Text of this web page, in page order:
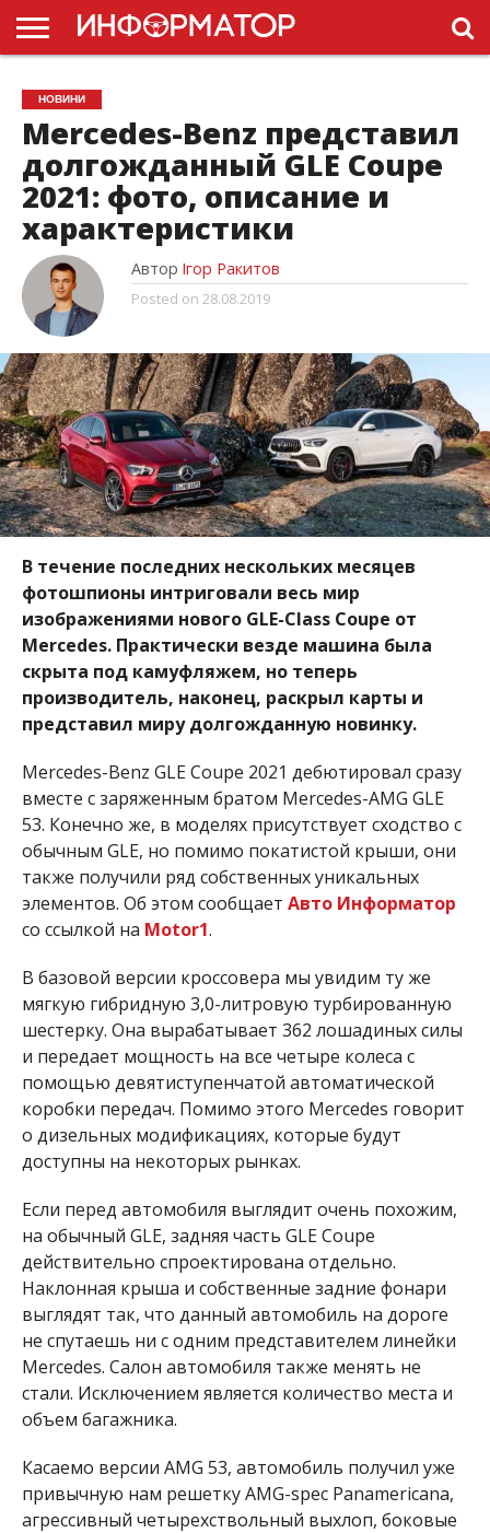
ГОЛОВНА
НОВИНИ
ПДР
УКРАЇНИ
РЕКЛАМА
ПРОЕКТЫ
НОВИНИ
Mercedes-Benz представил
долгожданный GLE Coupe
2021: фото, описание и
характеристики
Автор Ігор Ракитов
Posted on 28.08.2019
В течение последних нескольких месяцев
фотошпионы интриговали весь мир
изображениями нового GLE-Class Coupe от
Mercedes. Практически везде машина была
скрыта под камуфляжем, но теперь
производитель, наконец, раскрыл карты и
представил миру долгожданную новинку.
Mercedes-Benz GLE Coupe 2021 дебютировал сразу
вместе с заряженным братом Mercedes-AMG GLE
53. Конечно же, в моделях присутствует сходство с
обычным GLE, но помимо покатистой крыши, они
также получили ряд собственных уникальных
элементов. Об этом сообщает Авто Информатор
со ссылкой на Motor1.
В базовой версии кроссовера мы увидим ту же
мягкую гибридную 3,0-литровую турбированную
шестерку. Она вырабатывает 362 лошадиных силы
и передает мощность на все четыре колеса с
помощью девятиступенчатой ​​автоматической
коробки передач. Помимо этого Mercedes говорит
о дизельных модификациях, которые будут
доступны на некоторых рынках.
Если перед автомобиля выглядит очень похожим,
на обычный GLE, задняя часть GLE Coupe
действительно спроектирована отдельно.
Наклонная крыша и собственные задние фонари
выглядят так, что данный автомобиль на дороге
не спутаешь ни с одним представителем линейки
Mercedes. Салон автомобиля также менять не
стали. Исключением является количество места и
объем багажника.
Касаемо версии AMG 53, автомобиль получил уже
привычную нам решетку AMG-spec Panamericana,
агрессивный четырехствольный выхлоп, боковые